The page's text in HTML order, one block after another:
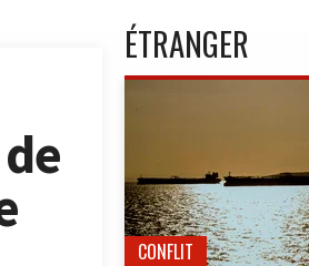
ÉTRANGER
CONFLIT